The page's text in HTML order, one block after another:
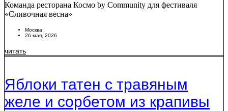
Команда ресторана Космо by Community для фестиваля
«Сливочная весна»
Москва
26 мая, 2026
читать
Яблоки татен с травяным
желе и сорбетом из крапивы